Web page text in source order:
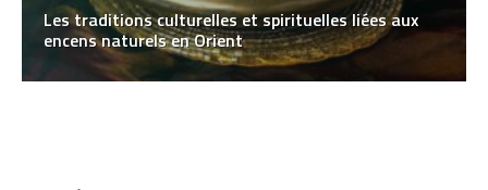
Les traditions culturelles et spirituelles liées aux
encens naturels en Orient